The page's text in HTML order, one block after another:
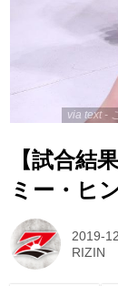
via text -
【試合結
ミー・ヒ
2019-
RIZIN